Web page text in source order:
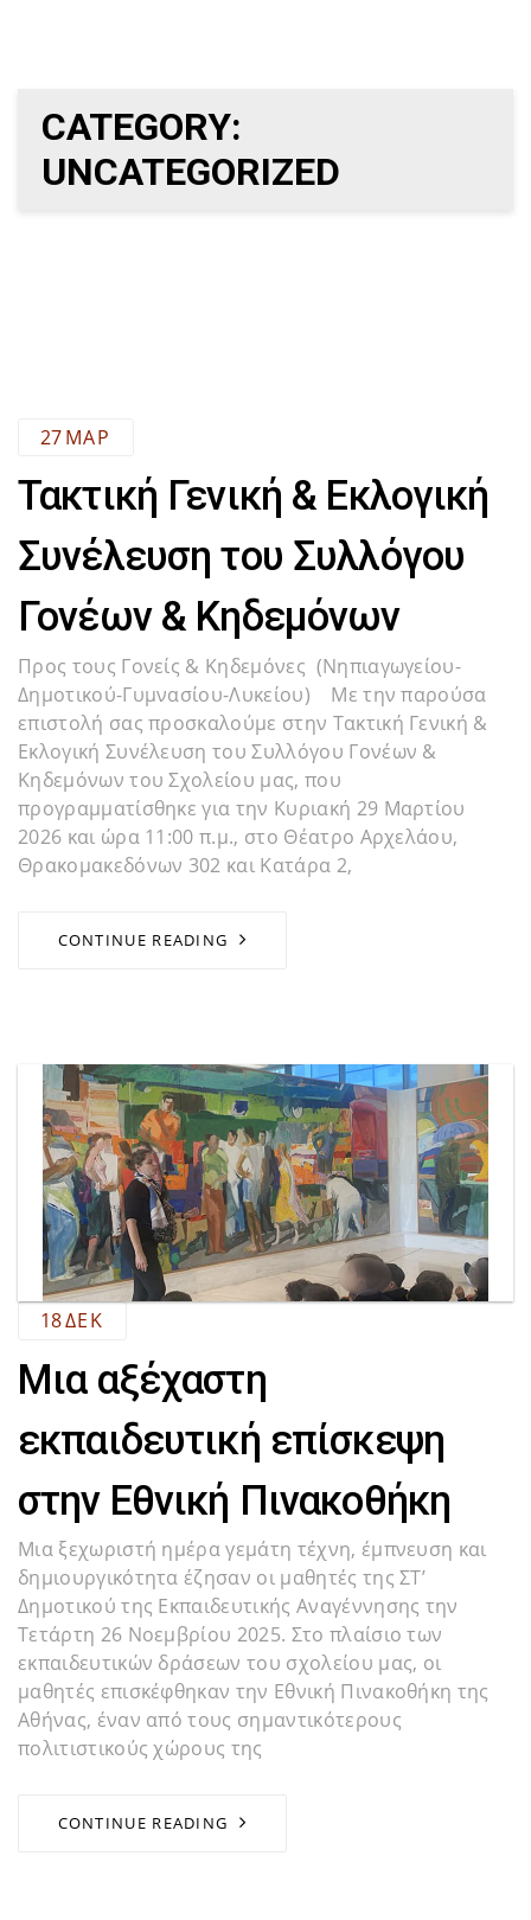
links
navigation
Skip
CATEGORY:
UNCATEGORIZED
27ΜΑΡ
Τακτική Γενική & Εκλογική
Συνέλευση του Συλλόγου
Γονέων & Κηδεμόνων
Προς τους Γονείς & Κηδεμόνες (Νηπιαγωγείου-
Δημοτικού-Γυμνασίου-Λυκείου) Με την παρούσα
επιστολή σας προσκαλούμε στην Τακτική Γενική &
Εκλογική Συνέλευση του Συλλόγου Γονέων &
Κηδεμόνων του Σχολείου μας, που
προγραμματίσθηκε για την Κυριακή 29 Μαρτίου
2026 και ώρα 11:00 π.μ., στο Θέατρο Αρχελάου,
Θρακομακεδόνων 302 και Κατάρα 2,
CONTINUE READING
18ΔΕΚ
Μια αξέχαστη
εκπαιδευτική επίσκεψη
στην Εθνική Πινακοθήκη
Μια ξεχωριστή ημέρα γεμάτη τέχνη, έμπνευση και
δημιουργικότητα έζησαν οι μαθητές της ΣΤ’
Δημοτικού της Εκπαιδευτικής Αναγέννησης την
Τετάρτη 26 Νοεμβρίου 2025. Στο πλαίσιο των
εκπαιδευτικών δράσεων του σχολείου μας, οι
μαθητές επισκέφθηκαν την Εθνική Πινακοθήκη της
Αθήνας, έναν από τους σημαντικότερους
πολιτιστικούς χώρους της
CONTINUE READING